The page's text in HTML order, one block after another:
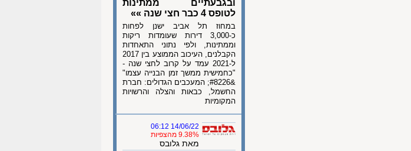
ובגבעתיים ממתינות
לטופס 4 כבר חצי שנה »»
במחוז תל אביב ישנן לפחות
כ-3,000 דירות שעומדות ריקות
וממתינות, ולפי נתוני התאחדות
הקבלנים, העיכוב הממוצע בין 2017
ל-2021 עמד על קרוב לחצי שנה -
"כחמישית ממשך זמן הבנייה עצמו"
&#8226; המעכבים הגדולים: חברת
החשמל, כבאות והצלה והרשויות
המקומיות
14/06/22 06:12
9.38% מהצפיות
מאת גלובס